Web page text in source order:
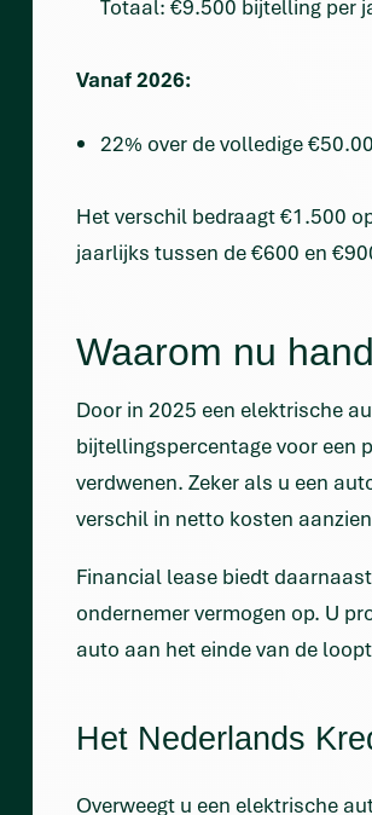
Totaal: €9.500 bijtelling per
Vanaf 2026:
22% over de volledige
Het verschil bedraagt €1.500
jaarlijks tussen de €600 en
Waarom nu
Door in 2025 een elektrische
bijtellingspercentage voor een
verdwenen. Zeker als u een
verschil in netto kosten
Financial lease biedt
ondernemer vermogen op. U
auto aan het einde van de
Het Nederlands
Overweegt u een elektrische